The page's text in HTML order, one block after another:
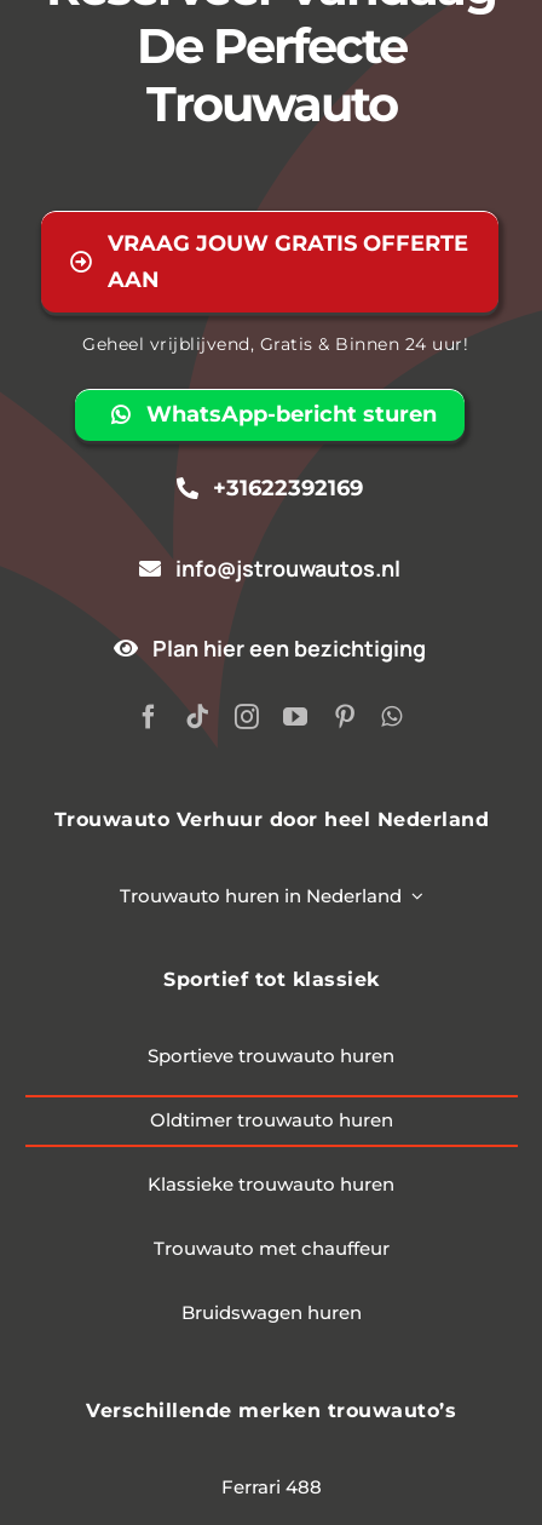
De Perfecte
Trouwauto
VRAAG JOUW GRATIS OFFERTE
AAN
Geheel vrijblijvend, Gratis & Binnen 24 uur!
WhatsApp-bericht sturen
+31622392169
info@jstrouwautos.nl
Plan hier een bezichtiging
Trouwauto Verhuur door heel Nederland
Trouwauto huren in Nederland
Sportief tot klassiek
Sportieve trouwauto huren
Oldtimer trouwauto huren
Klassieke trouwauto huren
Trouwauto met chauffeur
Bruidswagen huren
Verschillende merken trouwauto’s
Ferrari 488